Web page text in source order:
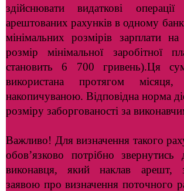
здійснювати видаткові
арештованих рахунків в одному
мінімальних розмірів зарплати на
розмір мінімальної заробітної
становить 6 700 гривень).Ця
використана протягом
накопичуваною. Відповідна норма
розміру заборгованості за
Важливо! Для визначення такого
обов’язково потрібно
виконавця, який наклав арешт,
заявою про визначення поточного